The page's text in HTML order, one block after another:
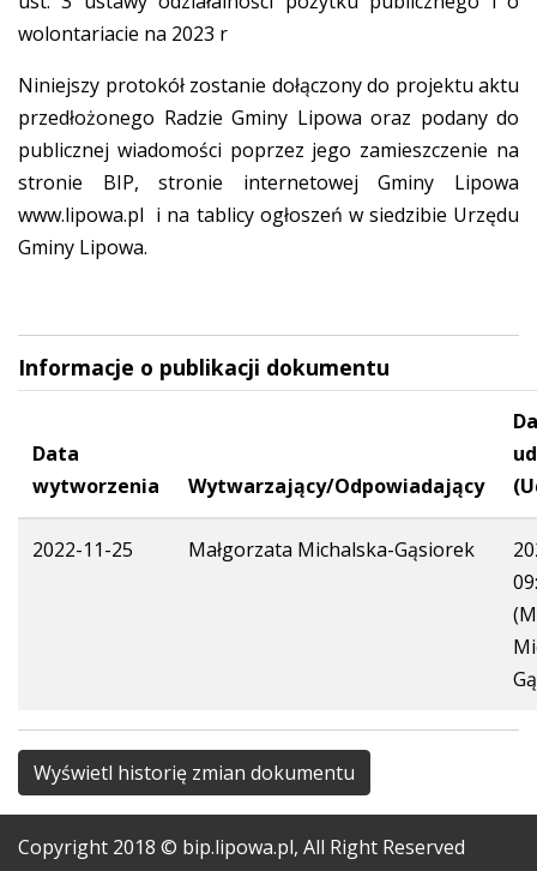
wolontariacie na 2023 r
Niniejszy protokół zostanie dołączony do projektu aktu
przedłożonego Radzie Gminy Lipowa oraz podany do
publicznej wiadomości poprzez jego zamieszczenie na
stronie BIP, stronie internetowej Gminy Lipowa
www.lipowa.pl i na tablicy ogłoszeń w siedzibie Urzędu
Gminy Lipowa.
Informacje o publikacji dokumentu
Data
wytworzenia
Wytwarzający/Odpowiadający
2022-11-25 Małgorzata Michalska-Gąsiorek
Wyświetl historię zmian dokumentu
Copyright 2018 © bip.lipowa.pl, All Right Reserved